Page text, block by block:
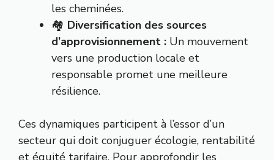
les cheminées.
🏘️ Diversification des sources
d’approvisionnement : Un mouvement
vers une production locale et
responsable promet une meilleure
résilience.
Ces dynamiques participent à l’essor d’un
secteur qui doit conjuguer écologie, rentabilité
et équité tarifaire. Pour approfondir les